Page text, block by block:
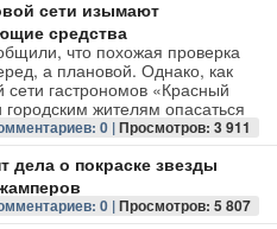
сети изымают
средства
что похожая проверка
а плановой. Однако, как
сети гастрономов «Красный
жителям опасаться
0 |Просмотров: 3 911
дела о покраске звезды
0 |Просмотров: 5 807